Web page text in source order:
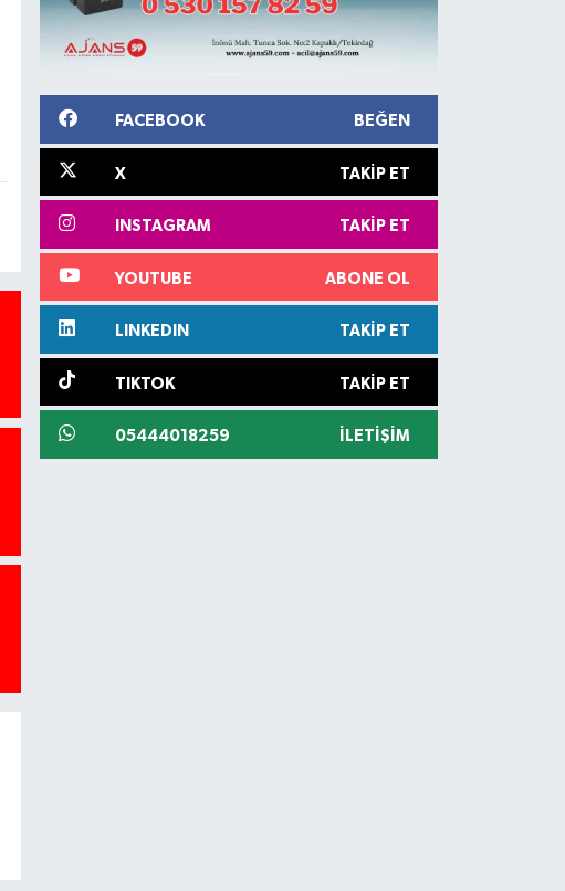
FACEBOOK BEĞEN
X TAKIP ET
INSTAGRAM TAKIP ET
YOUTUBE ABONE OL
LINKEDIN TAKIP ET
TIKTOK TAKIP ET
05444018259 İLETIŞIM